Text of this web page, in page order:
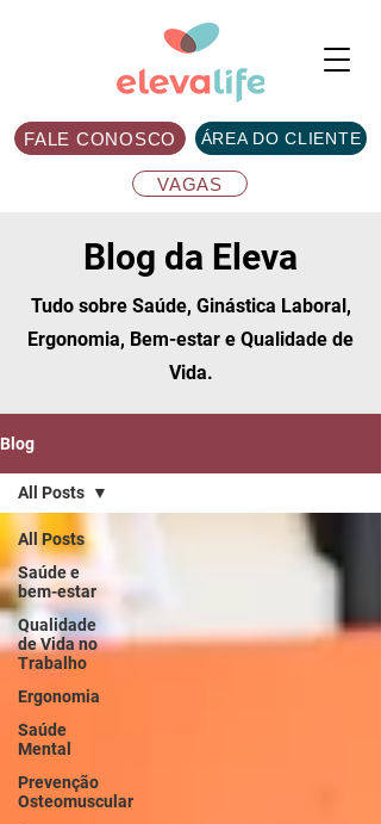
ÁREA DO CLIENTE
VAGAS
FALE CONOSCO
Blog da Eleva
Tudo sobre Saúde, Ginástica Laboral,
Ergonomia, Bem-estar e Qualidade de
Vida.
Blog
All Posts
Saúde e
bem-estar
Qualidade
de Vida no
Trabalho
Ergonomia
Saúde
Mental
Prevenção
Osteomuscular
All Posts